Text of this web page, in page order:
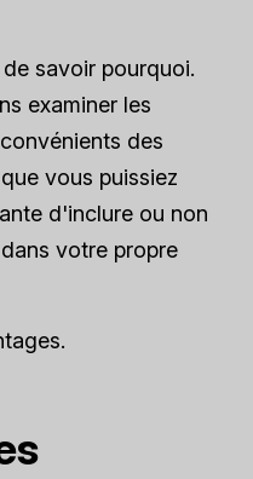
savoir pourquoi.
examiner les
des
vous puissiez
d'inclure ou non
votre propre